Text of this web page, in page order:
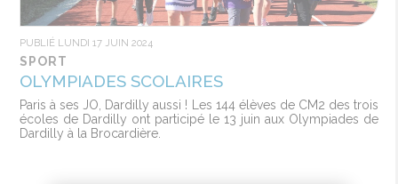
PUBLIÉ LUNDI 17 JUIN 2024
SPORT
OLYMPIADES SCOLAIRES
Paris à ses JO, Dardilly aussi ! Les 144 élèves de CM2 des trois
écoles de Dardilly ont participé le 13 juin aux Olympiades de
Dardilly à la Brocardière.